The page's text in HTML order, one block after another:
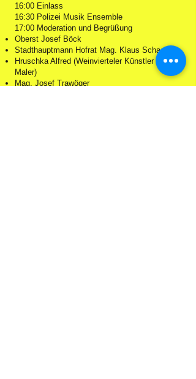
16:00 Einlass
16:30 Polizei Musik Ensemble
17:00 Moderation und Begrüßung
Oberst Josef Böck
Stadthauptmann Hofrat Mag. Klaus Schachner
Hruschka Alfred (Weinvierteler Künstler und
Maler)
Mag. Josef Trawöger